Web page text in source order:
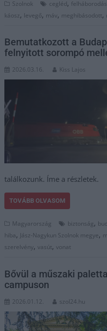
Szolnok cegléd, felháborodás
káosz, levegő, máv, meghibásodott,
Bemutatkozott a
felnyitott sorompó
2026.03.16. Kiss Lajos
találkozunk. Íme a részletek.
TOVÁBB OLVASOM
Magyarország biztonság,
hiba, Jász-Nagykun Szolnok megye,
szerelvény,vasút,vonat
Bővül a műszaki
campuson
2026.01.12. szol24.hu